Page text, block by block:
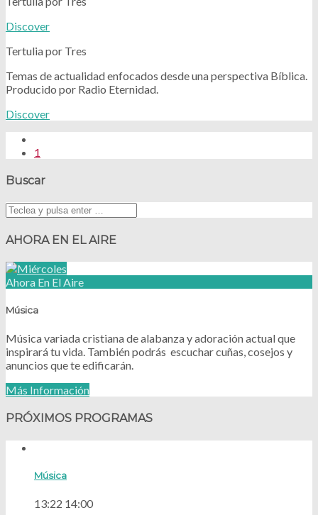
Discover
Tertulia por Tres
Temas de actualidad enfocados desde una perspectiva Bíblica.
Producido por Radio Eternidad.
Discover
1
Buscar
AHORA EN EL AIRE
Ahora En El Aire
Música
Música variada cristiana de alabanza y adoración actual que
inspirará tu vida. También podrás escuchar cuñas, cosejos y
anuncios que te edificarán.
Más Información
PRÓXIMOS PROGRAMAS
Música
13:22 14:00